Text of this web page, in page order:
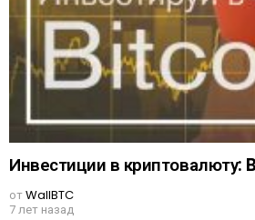
Инвестиции в криптовалюту:
отWallBTC
7 лет назад